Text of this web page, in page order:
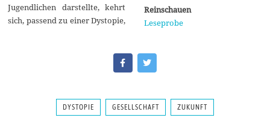
Jugendlichen darstellte, kehrt
sich, passend zu einer Dystopie,
Reinschauen
Leseprobe
DYSTOPIE GESELLSCHAFT ZUKUNFT